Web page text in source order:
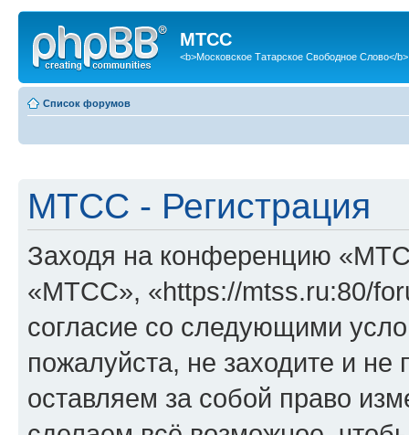
МТСС
<b>Московское Татарское Свободное Слово</b>
Список форумов
МТСС - Регистрация
Заходя на конференцию
«МТСС», «https://mtss.ru:80/
согласие со следующими
пожалуйста, не заходите и
оставляем за собой право